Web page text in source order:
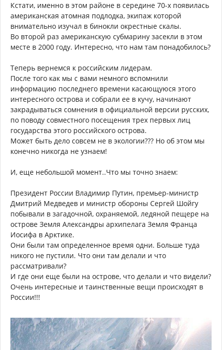
Кстати, именно в этом районе в середине 70-х появилась
американская атомная подлодка, экипаж которой
внимательно изучал в бинокли окрестные скалы.
Во второй раз американскую субмарину засекли в этом
месте в 2000 году. Интересно, что нам там понадобилось?
Теперь вернемся к российским лидерам.
После того как мы с вами немного вспомнили
информацию последнего времени касающуюся этого
интересного острова и собрали ее в кучу, начинают
закрадываться сомнения в официальной версии русских,
по поводу совместного посещения трех первых лиц
государства этого российского острова.
Может быть дело совсем не в экологии??? Но об этом мы
конечно никогда не узнаем!
И, еще небольшой момент..Что мы точно знаем:
Президент России Владимир Путин, премьер-министр
Дмитрий Медведев и министр обороны Сергей Шойгу
побывали в загадочной, охраняемой, ледяной пещере на
острове Земля Александры архипелага Земля Франца
Иосифа в Арктике.
Они были там определенное время одни. Больше туда
никого не пустили. Что они там делали и что
рассматривали?
И где они еще были на острове, что делали и что видели?
Очень интересные и таинственные вещи происходят в
России!!!